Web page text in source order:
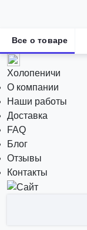
Холопеничи
О компании
Наши работы
Доставка
FAQ
Блог
Отзывы
Контакты
Все о товаре